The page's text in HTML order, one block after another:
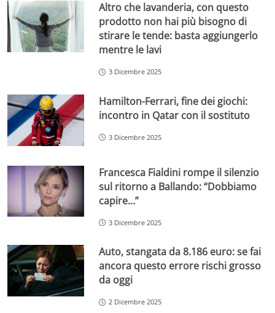
Altro che lavanderia, con questo
prodotto non hai più bisogno di
stirare le tende: basta aggiungerlo
mentre le lavi
3 Dicembre 2025
Hamilton-Ferrari, fine dei giochi:
incontro in Qatar con il sostituto
3 Dicembre 2025
Francesca Fialdini rompe il silenzio
sul ritorno a Ballando: “Dobbiamo
capire…”
3 Dicembre 2025
Auto, stangata da 8.186 euro: se fai
ancora questo errore rischi grosso
da oggi
2 Dicembre 2025